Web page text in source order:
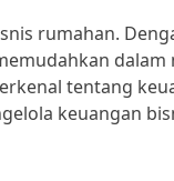
rumahan.
dalam
tentang
keuangan